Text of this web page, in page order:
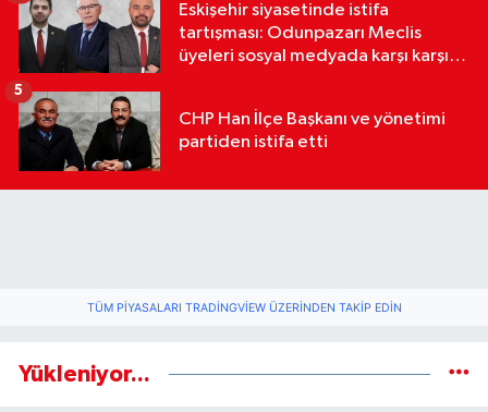
Eskişehir siyasetinde istifa
tartışması: Odunpazarı Meclis
üyeleri sosyal medyada karşı karşıya
CHP Han İlçe Başkanı ve yönetimi
partiden istifa etti
5
TÜM PIYASALARI TRADINGVIEW ÜZERINDEN TAKIP EDIN
Yükleniyor...